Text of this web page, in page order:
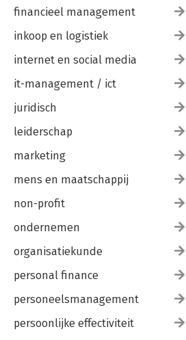
financieel management
inkoop en logistiek
internet en social media
it-management / ict
juridisch
leiderschap
marketing
mens en maatschappij
non-profit
ondernemen
organisatiekunde
personal finance
personeelsmanagement
persoonlijke effectiviteit